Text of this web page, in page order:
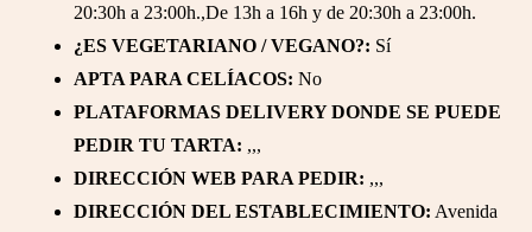
20:30h a 23:00h.,De 13h a 16h y de 20:30h a 23:00h.
¿ES VEGETARIANO / VEGANO?: Sí
APTA PARA CELÍACOS: No
PLATAFORMAS DELIVERY DONDE SE PUEDE
PEDIR TU TARTA: ,,,
DIRECCIÓN WEB PARA PEDIR: ,,,
DIRECCIÓN DEL ESTABLECIMIENTO: Avenida